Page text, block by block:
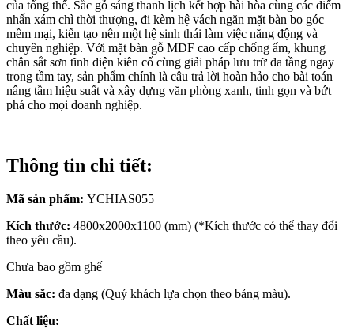
của tổng thể. Sắc gỗ sáng thanh lịch kết hợp hài hòa cùng các điểm
nhấn xám chì thời thượng, đi kèm hệ vách ngăn mặt bàn bo góc
mềm mại, kiến tạo nên một hệ sinh thái làm việc năng động và
chuyên nghiệp. Với mặt bàn gỗ MDF cao cấp chống ẩm, khung
chân sắt sơn tĩnh điện kiên cố cùng giải pháp lưu trữ đa tầng ngay
trong tầm tay, sản phẩm chính là câu trả lời hoàn hảo cho bài toán
nâng tầm hiệu suất và xây dựng văn phòng xanh, tinh gọn và bứt
phá cho mọi doanh nghiệp.
Thông tin chi tiết:
Mã sản phẩm: YCHIAS055
Kích thước: 4800x2000x1100 (mm) (*Kích thước có thể thay đổi
theo yêu cầu).
Chưa bao gồm ghế
Màu sắc: đa dạng (Quý khách lựa chọn theo bảng màu).
Chất liệu: